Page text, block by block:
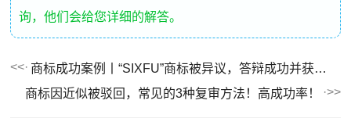
询，他们会给您详细的解答。
商标成功案例丨“SIXFU”商标被异议，答辩成功并获准注册！
商标因近似被驳回，常见的3种复审方法！高成功率！